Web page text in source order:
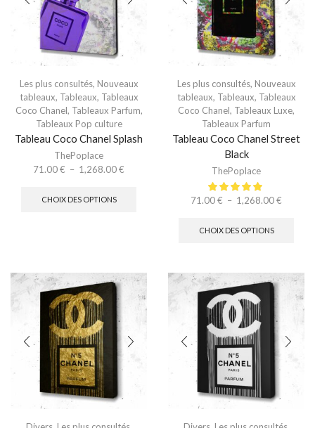
Les plus consultés, Nouveaux
tableaux, Tableaux, Tableaux
Coco Chanel, Tableaux Parfum,
Tableaux Pop culture
Tableau Coco Chanel Splash
ThePoplace
71.00€ – 1,268.00€
CHOIX DES OPTIONS
Les plus consultés, Nouveaux
tableaux, Tableaux, Tableaux
Coco Chanel, Tableaux Luxe,
Tableaux Parfum
Tableau Coco Chanel Street
Black
ThePoplace
71.00€ – 1,268.00€
CHOIX DES OPTIONS